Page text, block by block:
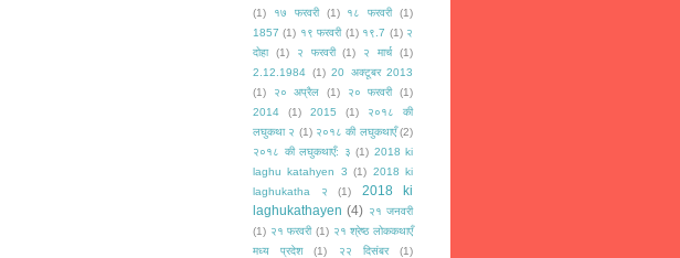
(1)
१७ फरवरी (1) १८ फरवरी
(1)
1857 (1) १९ फरवरी (1) १९.7 (1) २
दोहा
(1) २ फरवरी (1) २ मार्च
(1)
2.12.1984 (1) 20 अक्टूबर 2013
(1)
२० अप्रैल (1) २० फरवरी
(1)
2014
(1) 2015 (1)
२०१८ की
लघुकथा २ (1) २०१८ की लघुकथाएँ (2)
२०१८ की लघुकथाएँ: ३ (1) 2018 ki
laghu katahyen 3 (1) 2018 ki
laghukatha २
(1)
2018 ki
laghukathayen (4) २१ जनवरी
(1) २१ फरवरी (1) २१ श्रेष्ठ लोककथाएँ
मध्य प्रदेश
(1) २२ दिसंबर
(1)